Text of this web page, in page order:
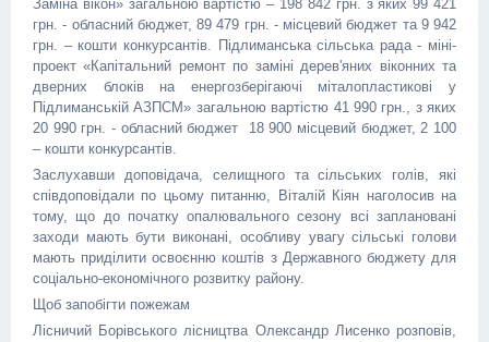
Заміна вікон» загальною вартістю – 198 842 грн. з яких 99 421
грн. - обласний бюджет, 89 479 грн. - місцевий бюджет та 9 942
грн. – кошти конкурсантів. Підлиманська сільська рада - міні-
проект «Капітальний ремонт по заміні дерев'яних віконних та
дверних блоків на енергозберігаючі міталопластикові у
Підлиманській АЗПСМ» загальною вартістю 41 990 грн., з яких
20 990 грн. - обласний бюджет 18 900 місцевий бюджет, 2 100
– кошти конкурсантів.
Заслухавши доповідача, селищного та сільських голів, які
співдоповідали по цьому питанню, Віталій Кіян наголосив на
тому, що до початку опалювального сезону всі заплановані
заходи мають бути виконані, особливу увагу сільські голови
мають приділити освоєнню коштів з Державного бюджету для
соціально-економічного розвитку району.
Щоб запобігти пожежам
Лісничий Борівського лісництва Олександр Лисенко розповів,